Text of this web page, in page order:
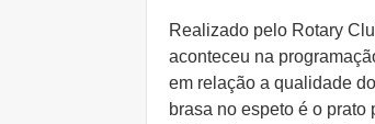
Realizado pelo Rotary
aconteceu na
em relação a qualidade
brasa no espeto é o